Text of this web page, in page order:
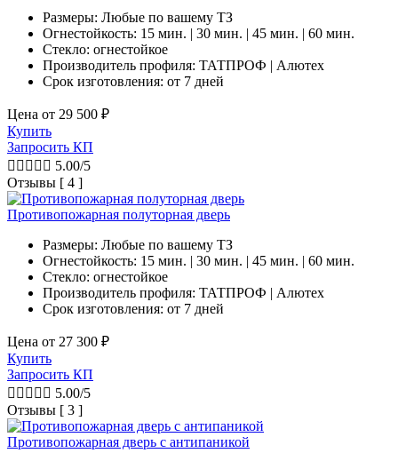
Размеры: Любые по вашему ТЗ
Огнестойкость: 15 мин. | 30 мин. | 45 мин. | 60 мин.
Стекло: огнестойкое
Производитель профиля: ТАТПРОФ | Алютех
Срок изготовления: от 7 дней
Цена от 29 500 ₽
Купить
Запросить КП
     5.00/5
Отзывы [ 4 ]
Противопожарная полуторная дверь
Размеры: Любые по вашему ТЗ
Огнестойкость: 15 мин. | 30 мин. | 45 мин. | 60 мин.
Стекло: огнестойкое
Производитель профиля: ТАТПРОФ | Алютех
Срок изготовления: от 7 дней
Цена от 27 300 ₽
Купить
Запросить КП
     5.00/5
Отзывы [ 3 ]
Противопожарная дверь с антипаникой